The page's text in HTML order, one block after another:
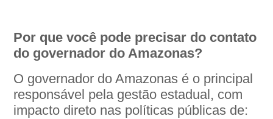
Por que você pode precisar do contato
do governador do Amazonas?
O governador do Amazonas é o principal
responsável pela gestão estadual, com
impacto direto nas políticas públicas de: